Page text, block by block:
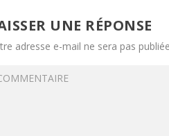
UNE RÉPONSE
adresse e-mail ne sera pas